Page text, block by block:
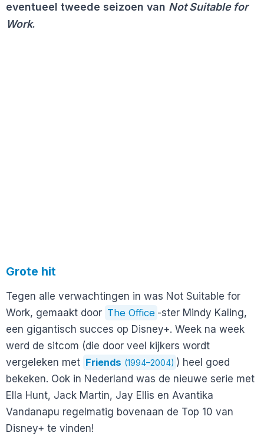
eventueel tweede seizoen van Not Suitable for
Work.
Grote hit
Tegen alle verwachtingen in was Not Suitable for
Work, gemaakt door The Office -ster Mindy Kaling,
een gigantisch succes op Disney+. Week na week
werd de sitcom (die door veel kijkers wordt
vergeleken met Friends (1994–2004) ) heel goed
bekeken. Ook in Nederland was de nieuwe serie met
Ella Hunt, Jack Martin, Jay Ellis en Avantika
Vandanapu regelmatig bovenaan de Top 10 van
Disney+ te vinden!